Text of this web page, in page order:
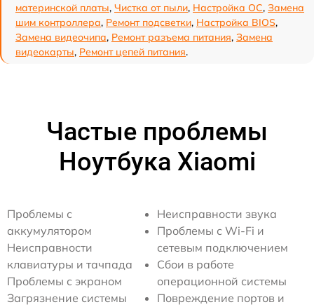
материнской платы, Чистка от пыли, Настройка ОС, Замена
шим контроллера, Ремонт подсветки, Настройка BIOS,
Замена видеочипа, Ремонт разъема питания, Замена
видеокарты, Ремонт цепей питания.
Частые проблемы
Ноутбука Xiaomi
Проблемы с
аккумулятором
Неисправности
клавиатуры и тачпада
Проблемы с экраном
Загрязнение системы
Неисправности звука
Проблемы с Wi-Fi и
сетевым подключением
Сбои в работе
операционной системы
Повреждение портов и